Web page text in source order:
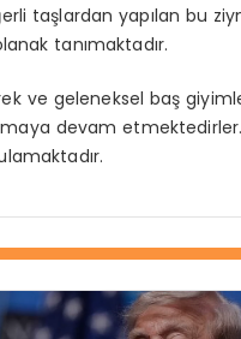
taşlardan yapılan bu
tanımaktadır.
ve geleneksel baş
devam etmektedirler.